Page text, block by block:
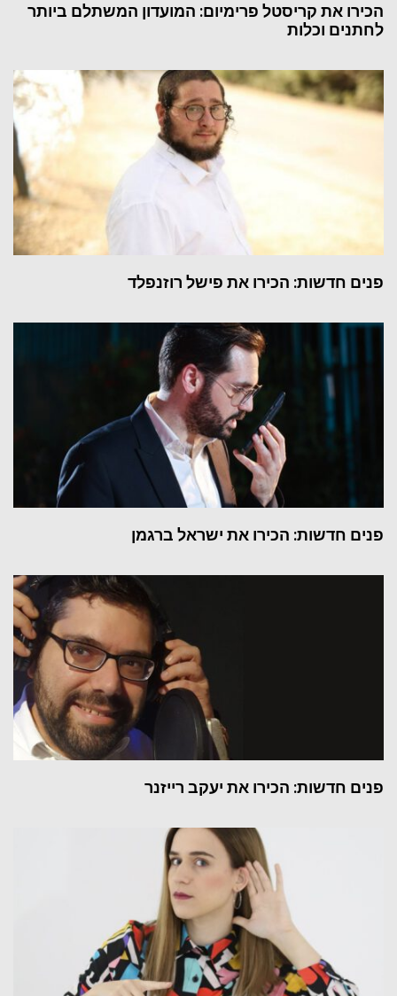
הכירו את קריסטל פרימיום: המועדון המשתלם ביותר
לחתנים וכלות
פנים חדשות: הכירו את פישל רוזנפלד
פנים חדשות: הכירו את ישראל ברגמן
פנים חדשות: הכירו את יעקב רייזנר